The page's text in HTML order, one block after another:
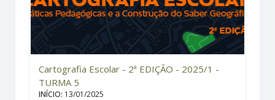
Cartografia Escolar - 2ª EDIÇÃO - 2025/1 -
TURMA 5
INÍCIO: 13/01/2025